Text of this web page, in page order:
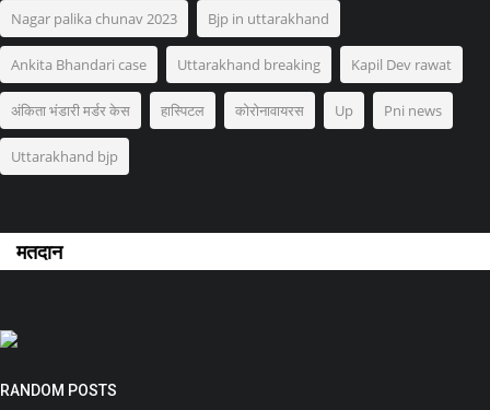
Nagar palika chunav 2023 Bjp in uttarakhand
Ankita Bhandari case Uttarakhand breaking Kapil Dev rawat
अंकिता भंडारी मर्डर केस हास्पिटल कोरोनावायरस Up Pni news
Uttarakhand bjp
मतदान
RANDOM POSTS